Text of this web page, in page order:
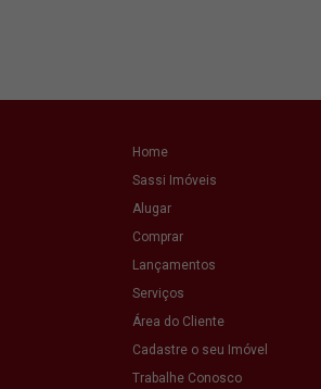
Home
Sassi Imóveis
Alugar
Comprar
Lançamentos
Serviços
Área do Cliente
Cadastre o seu Imóvel
Trabalhe Conosco